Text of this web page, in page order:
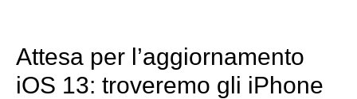
Attesa per l’aggiornamento
iOS 13: troveremo gli iPhone